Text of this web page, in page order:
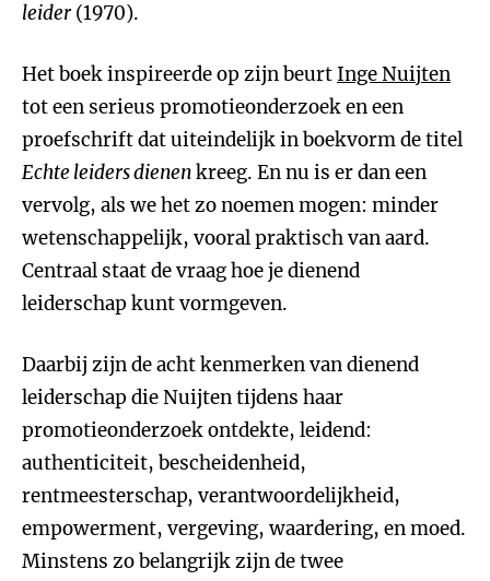
leider(1970).
Het boek inspireerde op zijn beurtInge Nuijten
tot een serieus promotieonderzoek en een
proefschrift dat uiteindelijk in boekvorm de titel
Echte leiders dienenkreeg. En nu is er dan een
vervolg, als we het zo noemen mogen: minder
wetenschappelijk, vooral praktisch van aard.
Centraal staat de vraag hoe je dienend
leiderschap kunt vormgeven.
Daarbij zijn de acht kenmerken van dienend
leiderschap die Nuijten tijdens haar
promotieonderzoek ontdekte, leidend:
authenticiteit, bescheidenheid,
rentmeesterschap, verantwoordelijkheid,
empowerment, vergeving, waardering, en moed.
Minstens zo belangrijk zijn de twee